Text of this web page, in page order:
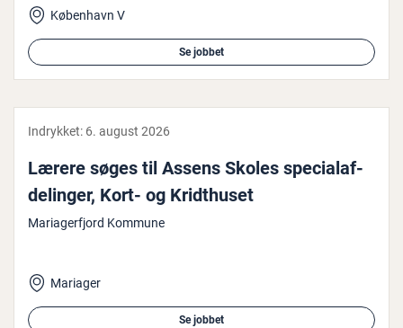
København V
Se jobbet
Indrykket: 6. august 2026
Lærere søges til Assens Skoles spe­ci­a­laf­
de­lin­ger, Kort- og Kridt­hu­set
Mariagerfjord Kommune
Mariager
Se jobbet